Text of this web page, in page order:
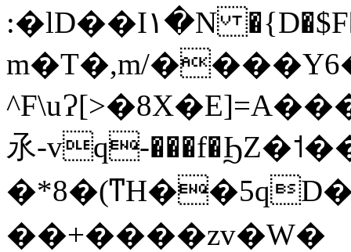
:�lD��I١�N �{D�$F�=?��ڀ=���5?
m�T�,m/
氶-vq-
�*8�
��+����zv�W�